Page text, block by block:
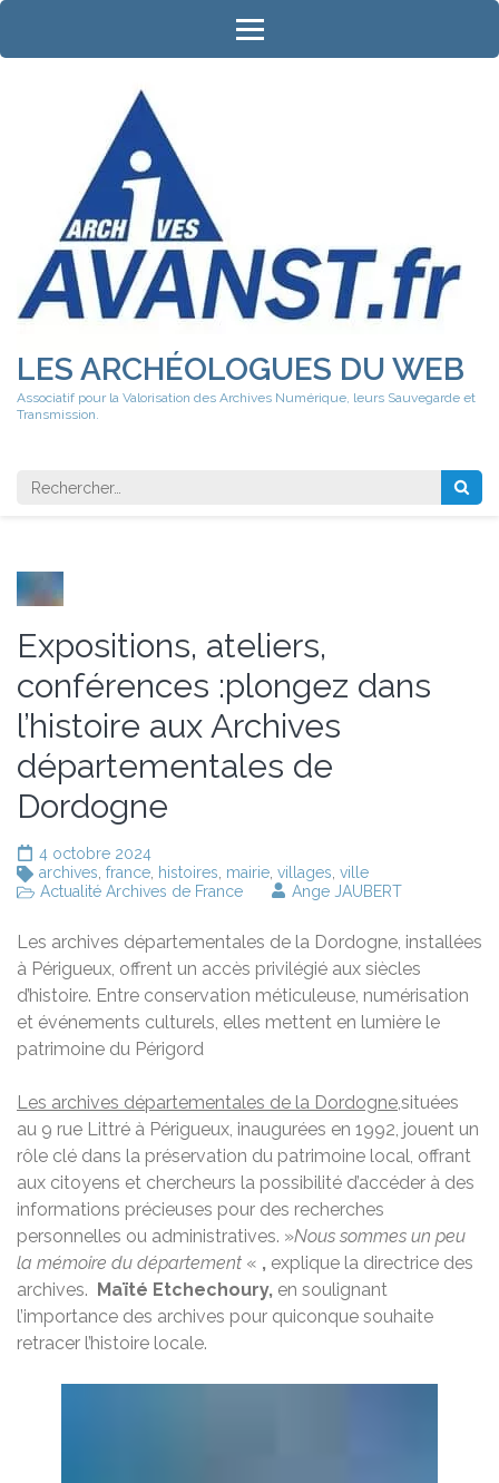
Aller
contenu
LES ARCHÉOLOGUES DU WEB
Associatif pour la Valorisation des Archives Numérique, leurs Sauvegarde et
Transmission.
Rechercher
Expositions, ateliers,
conférences :plongez dans
l’histoire aux Archives
départementales de
Dordogne
4 octobre 2024
archives france histoires mairie villages ville
Actualité Archives de France
Ange JAUBERT
Les archives départementales de la Dordogne, installées
à Périgueux, offrent un accès privilégié aux siècles
d’histoire. Entre conservation méticuleuse, numérisation
et événements culturels, elles mettent en lumière le
patrimoine du Périgord
Les archives départementales de la Dordogne,situées
au 9 rue Littré à Périgueux, inaugurées en 1992, jouent un
rôle clé dans la préservation du patrimoine local, offrant
aux citoyens et chercheurs la possibilité d’accéder à des
informations précieuses pour des recherches
personnelles ou administratives. »Nous sommes un peu
la mémoire du département « , explique la directrice des
archives. Maïté Etchechoury, en soulignant
l’importance des archives pour quiconque souhaite
retracer l’histoire locale.